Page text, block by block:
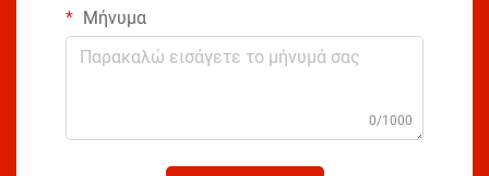
Μήνυμα
0/1000